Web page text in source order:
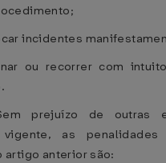
incidentes
ou recorrer com
prejuízo de outras
vigente, as
artigo anterior são: